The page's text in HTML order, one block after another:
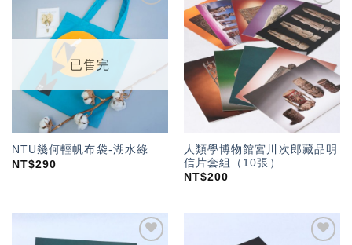
望輕
已售完
NTU幾何輕帆布袋-湖水綠
NT$290
加入
「願
望輕
單」
人類學博物館宮川次郎藏品明
信片套組（10張）
NT$200